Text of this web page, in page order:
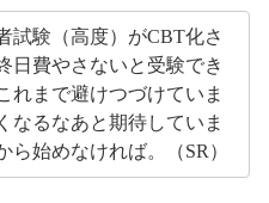
試験（高度）がCBT化さ
日費やさないと受験でき
れまで避けつづけていま
なるなあと期待していま
始めなければ。（SR）